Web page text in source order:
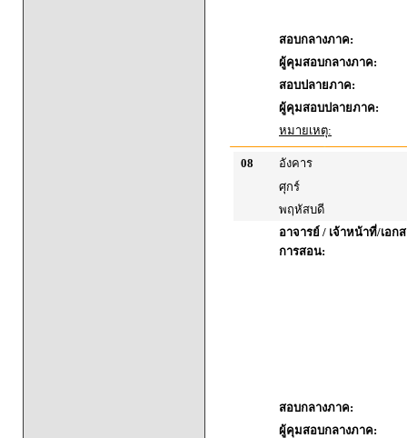
สอบกลางภาค:
ผู้คุมสอบกลางภาค:
สอบปลายภาค:
ผู้คุมสอบปลายภาค:
หมายเหตุ:
08
อังคาร
ศุกร์
พฤหัสบดี
อาจารย์ / เจ้าหน้าที่/เอก
การสอน:
สอบกลางภาค:
ผู้คุมสอบกลางภาค: